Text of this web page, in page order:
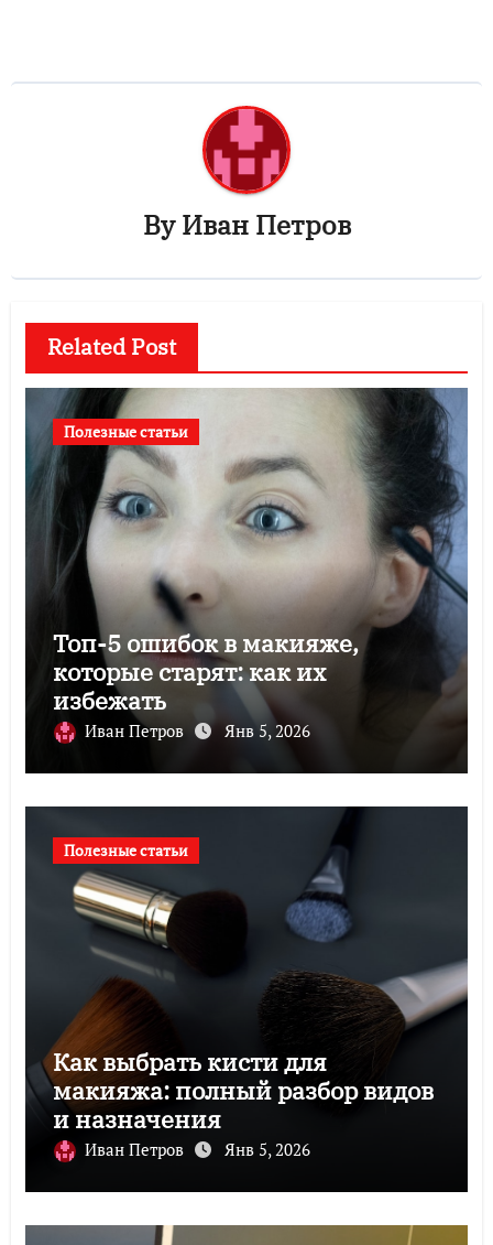
ByИван Петров
Related Post
Полезные статьи
Топ-5 ошибок в макияже,
которые старят: как их
избежать
Иван Петров Янв 5, 2026
Полезные статьи
Как выбрать кисти для
макияжа: полный разбор видов
и назначения
Иван Петров Янв 5, 2026